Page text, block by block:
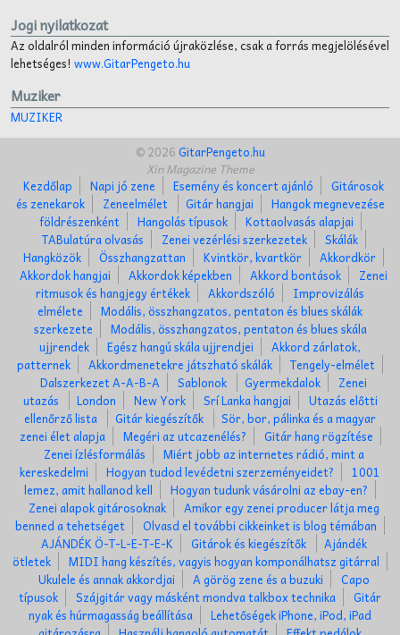
Jogi nyilatkozat
Az oldalról minden információ újraközlése, csak a forrás megjelölésével
lehetséges! www.GitarPengeto.hu
Muziker
MUZIKER
© 2026GitarPengeto.hu
Xin Magazine Theme
Kezdőlap
Napi jó zene Esemény és koncert ajánló
Gitárosok
és zenekarok
Zeneelmélet Gitár hangjai
Hangok megnevezése
földrészenként
Hangolás típusok
Kottaolvasás alapjai
TABulatúra olvasás
Zenei vezérlési szerkezetek
Skálák
Hangközök
Összhangzattan Kvintkör, kvartkör
Akkordkör
Akkordok hangjai
Akkordok képekben Akkord bontások
Zenei
ritmusok és hangjegy értékek
Akkordszóló
Improvizálás
elmélete
Modális, összhangzatos, pentaton és blues skálák
szerkezete
Modális, összhangzatos, pentaton és blues skála
ujjrendek
Egész hangú skála ujjrendjei
Akkord zárlatok,
patternek
Akkordmenetekre játszható skálák
Tengely-elmélet
Dalszerkezet A-A-B-A
Sablonok Gyermekdalok
Zenei
utazás
London New York Srí Lanka hangjai
Utazás előtti
ellenőrző lista
Gitár kiegészítők
Sör, bor, pálinka és a magyar
zenei élet alapja
Megéri az utcazenélés?
Gitár hang rögzítése
Zenei ízlésformálás
Miért jobb az internetes rádió, mint a
kereskedelmi
Hogyan tudod levédetni szerzeményeidet?
1001
lemez, amit hallanod kell
Hogyan tudunk vásárolni az ebay-en?
Zenei alapok gitárosoknak
Amikor egy zenei producer látja meg
benned a tehetséget
Olvasd el további cikkeinket is blog témában
AJÁNDÉK Ö-T-L-E-T-E-K
Gitárok és kiegészítők
Ajándék
ötletek
MIDI hang készítés, vagyis hogyan komponálhatsz gitárral
Ukulele és annak akkordjai
A görög zene és a buzuki
Capo
típusok
Szájgitár vagy másként mondva talkbox technika
Gitár
nyak és húrmagasság beállítása
Lehetőségek iPhone, iPod, iPad